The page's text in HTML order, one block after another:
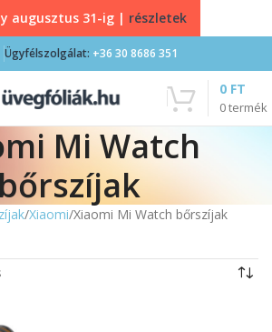
Ügyfélszolgálat: +36 30 8686 351
0termék
0 FT
Mi Watch
bőrszíjak
Xiaomi Xiaomi Mi Watch bőrszíjak
augusztus 31-ig | részletek